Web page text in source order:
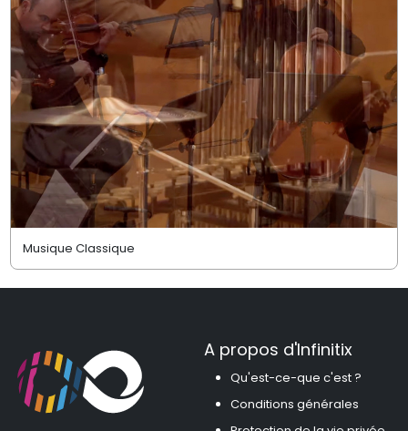
Musique Classique
A propos d'Infinitix
Qu'est-ce-que c'est ?
Conditions générales